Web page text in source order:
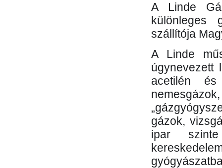
A Linde
különleges
szállítója
A Linde
úgynevezett
acetilén és
gázok,
ipar